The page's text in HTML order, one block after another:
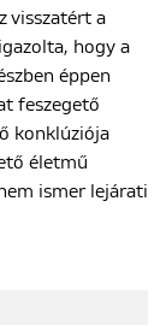
visszatért a
hogy a
éppen
feszegető
konklúziója
életmű
ismer lejárati